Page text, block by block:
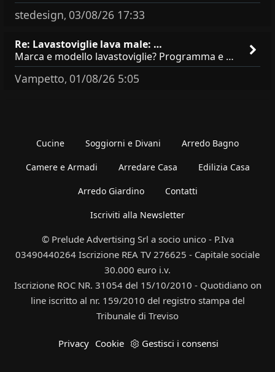
stedesign, 03/08/26 17:33
Re: Lavastoviglie lava male: …
Marca e modello lavastoviglie? Programma e Deterisvo utilizzato ? Decalcificatore è regolato in in base alla durezza
Vampetto, 01/08/26 5:05
Cucine Soggiorni e Divani Arredo Bagno
Camere e Armadi Arredare Casa Edilizia Casa
Arredo Giardino Contatti
Iscriviti alla Newsletter
© Prelude Advertising Srl a socio unico - P.Iva
03490440264 Iscrizione REA TV 276625 - Capitale sociale
30.000 euro i.v.
Iscrizione ROC NR. 31054 del 15/10/2010 - Quotidiano on
line iscritto al nr. 159/2010 del registro stampa del
Tribunale di Treviso
Privacy Cookie Gestisci i consensi